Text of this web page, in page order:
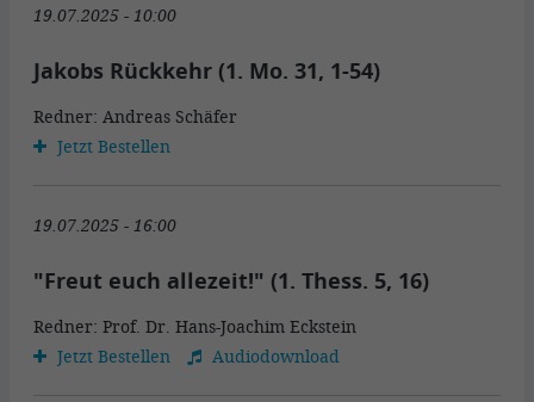
19.07.2025 - 10:00
Jakobs Rückkehr (1. Mo. 31, 1-54)
Redner: Andreas Schäfer
Jetzt Bestellen
19.07.2025 - 16:00
"Freut euch allezeit!" (1. Thess. 5, 16)
Redner: Prof. Dr. Hans-Joachim Eckstein
Jetzt Bestellen
Audiodownload